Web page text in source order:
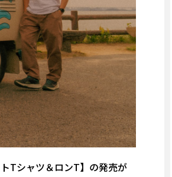
Tシャツ＆ロンT】の発売が